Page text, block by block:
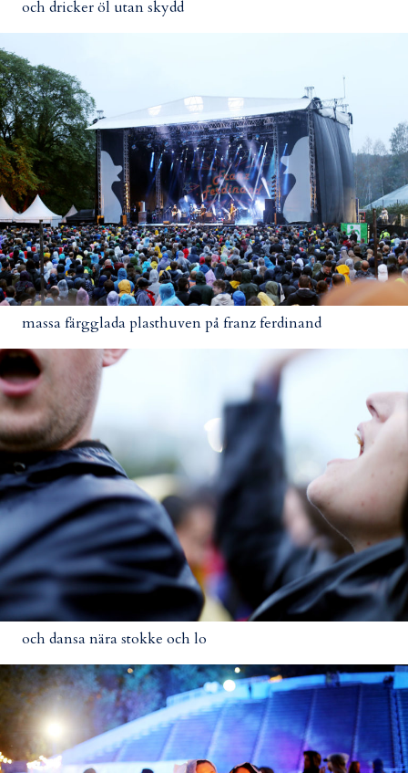
och dricker öl utan skydd
massa färgglada plasthuven på franz ferdinand
och dansa nära stokke och lo